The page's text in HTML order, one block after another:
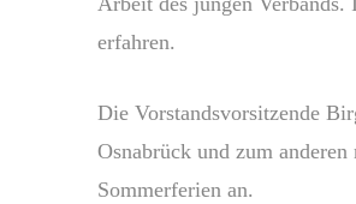
erfahren.
Die Vorstandsvorsitzende
Osnabrück und zum
Sommerferien an.